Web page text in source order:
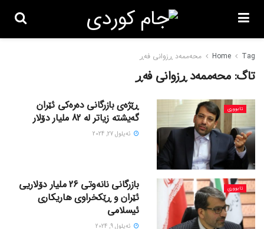
Home Tag محەممەد ڕزوانی فەڕ
تاگ: محەممەد ڕزوانی فەڕ
ئابووری
ڕێژەی بازرگانی دەرەکی ئێران
گەیشتە زیاتر لە 82 ملیار دۆلار
ئه‌یلول 27, 2024
ئابووری
بازرگانی نانەوتی 26 ملیار دۆلاریی
ئێران و ڕێکخراوی هاریکاری
ئیسلامی
ئه‌یلول 9, 2024